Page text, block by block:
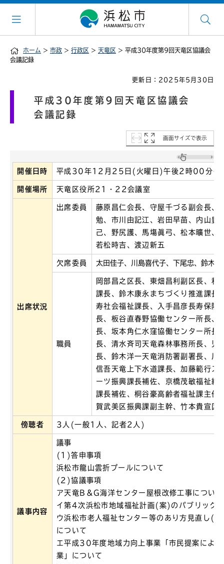
ホーム > 市政 > 行政区 > 天竜区 > 平成30年度第9回天竜区協議会
会議記録
更新日：2025年5月30日
平成30年度第9回天竜区協議会
会議記録
画面サイズで表示
開催日時 平成30年12月25日(火曜日)午後2時00分～
開催場所 天竜区役所21・22会議室
出席状況
出席委員
藤原昌仁会長、守屋千づる副会長、
勉、市川由記江、岩田早苗、内山豊
己、野尻護、馬塲眞弓、松本曠世、
若松時吉、渡辺新五
欠席委員 太田佳子、川島喜代子、下尾忠、鈴木
職員
岡部昌之区長、東畑昌利副区長、和
課長、鈴木康永まちづくり推進課長
寿社会福祉課長、入手昌彦長寿保険
長、板谷直春野協働センター所長、
長、坂本角仁水窪協働センター所長
長、清水斉司天竜森林事務所長、児
長、鈴木洋一天竜消防署副署長、川
信吾天竜上下水道課長、加藤範行ス
ーツ振興課長補佐、京橋茂敏福祉総
課長補佐、桐谷豪高齢者福祉課主任
賀武美区振興課副主幹、竹本貴宣区
傍聴者 3人(一般1人、記者2人)
議事内容
議事
(1)答申事項
浜松市龍山雲折プールについて
(2)協議事項
ア天竜B＆G海洋センター屋根改修工事について
イ第4次浜松市地域福祉計画(案)のパブリック
ウ浜松市老人福祉センター等のあり方見直し(
について
エ平成30年度地域力向上事業「市民提案によ
業」について